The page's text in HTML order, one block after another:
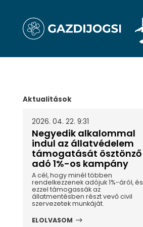
Aktualitások
2026. 04. 22. 9:31
Negyedik alkalommal
indul az állatvédelem
támogatását ösztönző
adó 1%-os kampány
A cél, hogy minél többen
rendelkezzenek adójuk 1%-áról, és
ezzel támogassák az
állatmentésben részt vevő civil
szervezetek munkáját.
ELOLVASOM